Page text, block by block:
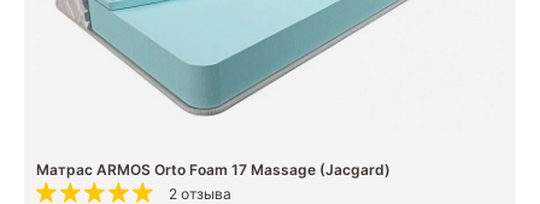
Матрас ARMOS Orto Foam 17 Massage (Jacgard)
2 отзыва